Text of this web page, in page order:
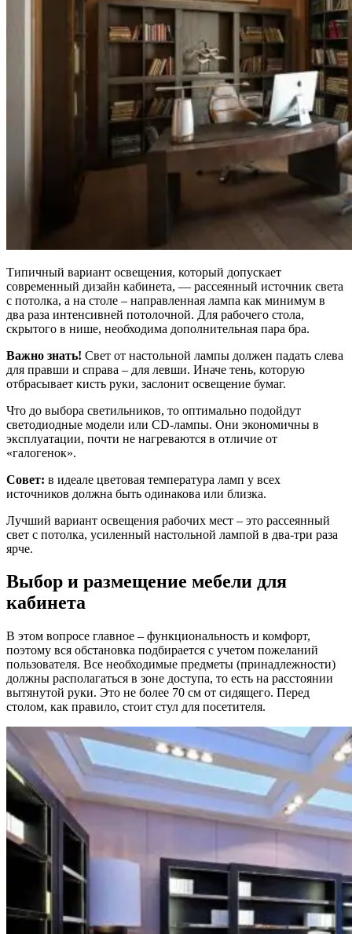
Типичный вариант освещения, который допускает
современный дизайн кабинета, ― рассеянный источник света
с потолка, а на столе – направленная лампа как минимум в
два раза интенсивней потолочной. Для рабочего стола,
скрытого в нише, необходима дополнительная пара бра.
Важно знать! Свет от настольной лампы должен падать слева
для правши и справа – для левши. Иначе тень, которую
отбрасывает кисть руки, заслонит освещение бумаг.
Что до выбора светильников, то оптимально подойдут
светодиодные модели или CD-лампы. Они экономичны в
эксплуатации, почти не нагреваются в отличие от
«галогенок».
Совет: в идеале цветовая температура ламп у всех
источников должна быть одинакова или близка.
Лучший вариант освещения рабочих мест – это рассеянный
свет с потолка, усиленный настольной лампой в два-три раза
ярче.
Выбор и размещение мебели для
кабинета
В этом вопросе главное – функциональность и комфорт,
поэтому вся обстановка подбирается с учетом пожеланий
пользователя. Все необходимые предметы (принадлежности)
должны располагаться в зоне доступа, то есть на расстоянии
вытянутой руки. Это не более 70 см от сидящего. Перед
столом, как правило, стоит стул для посетителя.